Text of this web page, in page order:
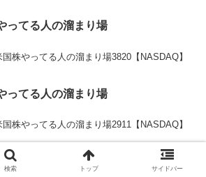
ってる人の溜まり場
株やってる人の溜まり場3820【NASDAQ】
ってる人の溜まり場
株やってる人の溜まり場2911【NASDAQ】
ってる人の溜まり場
検索 トップ サイドバー